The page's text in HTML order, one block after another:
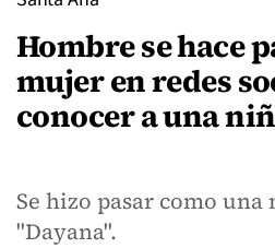
Hombre se hace
mujer en redes
conocer a una
Se hizo pasar como
"Dayana".